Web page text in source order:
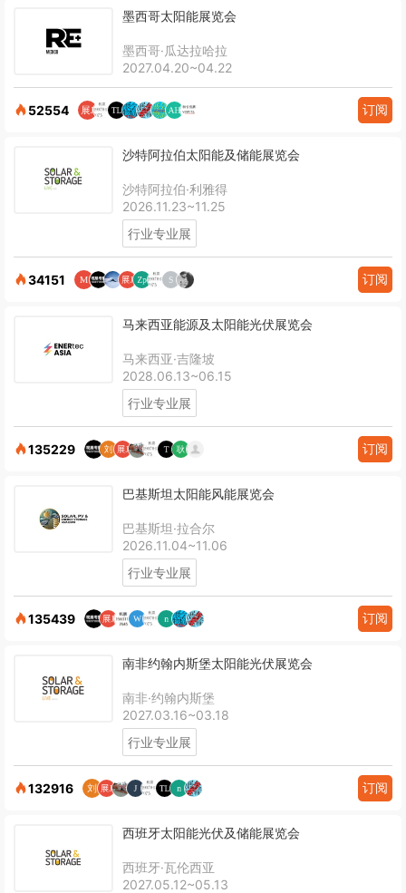
墨西哥太阳能展览会
墨西哥·瓜达拉哈拉
2027.04.20~04.22
52554 订阅
沙特阿拉伯太阳能及储能展览会
沙特阿拉伯·利雅得
2026.11.23~11.25
行业专业展
34151 订阅
马来西亚能源及太阳能光伏展览会
马来西亚·吉隆坡
2028.06.13~06.15
行业专业展
135229 订阅
巴基斯坦太阳能风能展览会
巴基斯坦·拉合尔
2026.11.04~11.06
行业专业展
135439 订阅
南非约翰内斯堡太阳能光伏展览会
南非·约翰内斯堡
2027.03.16~03.18
行业专业展
132916 订阅
西班牙太阳能光伏及储能展览会
西班牙·瓦伦西亚
2027.05.12~05.13